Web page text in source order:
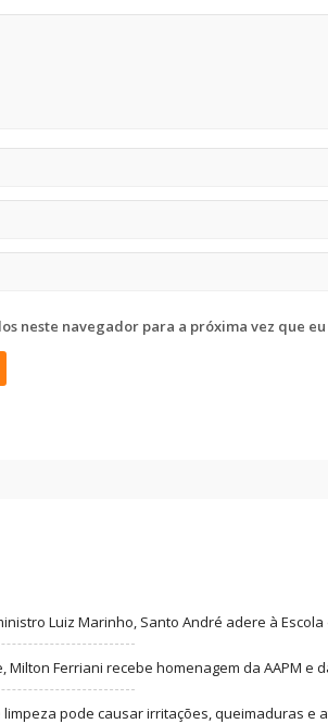
neste navegador para a próxima vez que
Luiz Marinho, Santo André adere à
Milton Ferriani recebe homenagem da AAPM e
pode causar irritações, queimaduras e